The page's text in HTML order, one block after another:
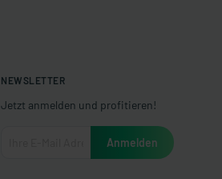
NEWSLETTER
Jetzt anmelden und profitieren!